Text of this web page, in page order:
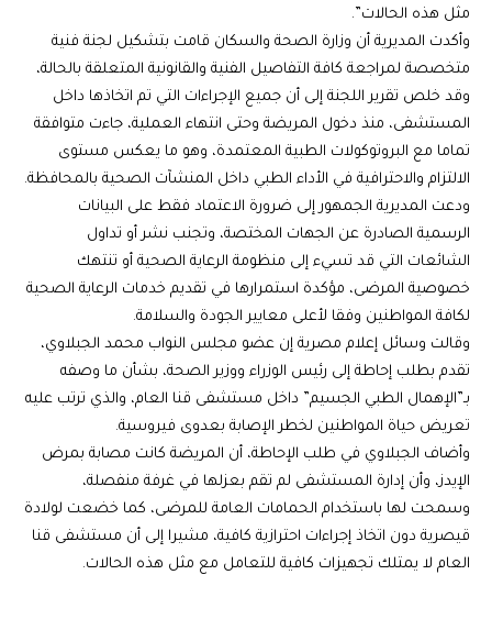
مثل هذه الحالات”.
وأكدت المديرية أن وزارة الصحة والسكان قامت بتشكيل لجنة فنية
متخصصة لمراجعة كافة التفاصيل الفنية والقانونية المتعلقة بالحالة،
وقد خلص تقرير اللجنة إلى أن جميع الإجراءات التي تم اتخاذها داخل
المستشفى، منذ دخول المريضة وحتى انتهاء العملية، جاءت متوافقة
تماما مع البروتوكولات الطبية المعتمدة، وهو ما يعكس مستوى
الالتزام والاحترافية في الأداء الطبي داخل المنشآت الصحية بالمحافظة.
ودعت المديرية الجمهور إلى ضرورة الاعتماد فقط على البيانات
الرسمية الصادرة عن الجهات المختصة، وتجنب نشر أو تداول
الشائعات التي قد تسيء إلى منظومة الرعاية الصحية أو تنتهك
خصوصية المرضى، مؤكدة استمرارها في تقديم خدمات الرعاية الصحية
لكافة المواطنين وفقا لأعلى معايير الجودة والسلامة.
وقالت وسائل إعلام مصرية إن عضو مجلس النواب محمد الجبلاوي،
تقدم بطلب إحاطة إلى رئيس الوزراء ووزير الصحة، بشأن ما وصفه
بـ”الإهمال الطبي الجسيم” داخل مستشفى قنا العام، والذي ترتب عليه
تعريض حياة المواطنين لخطر الإصابة بعدوى فيروسية.
وأضاف الجبلاوي في طلب الإحاطة، أن المريضة كانت مصابة بمرض
الإيدز، وأن إدارة المستشفى لم تقم بعزلها في غرفة منفصلة،
وسمحت لها باستخدام الحمامات العامة للمرضى، كما خضعت لولادة
قيصرية دون اتخاذ إجراءات احترازية كافية، مشيرا إلى أن مستشفى قنا
العام لا يمتلك تجهيزات كافية للتعامل مع مثل هذه الحالات.